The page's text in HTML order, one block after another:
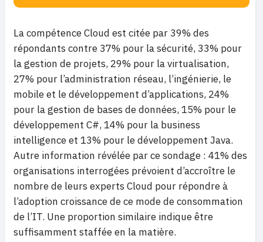
La compétence Cloud est citée par 39% des
répondants contre 37% pour la sécurité, 33% pour
la gestion de projets, 29% pour la virtualisation,
27% pour l’administration réseau, l’ingénierie, le
mobile et le développement d’applications, 24%
pour la gestion de bases de données, 15% pour le
développement C#, 14% pour la business
intelligence et 13% pour le développement Java.
Autre information révélée par ce sondage : 41% des
organisations interrogées prévoient d’accroître le
nombre de leurs experts Cloud pour répondre à
l’adoption croissance de ce mode de consommation
de l’IT. Une proportion similaire indique être
suffisamment staffée en la matière.